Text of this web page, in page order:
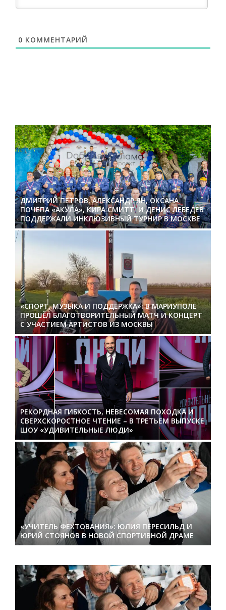
0 КОММЕНТАРИЙ
ДМИТРИЙ ПЕТРОВ, АЛЕКСАНДР ЯН, ОКСАНА
ПОЧЕПА «АКУЛА», КИРА СМИТТ И ДЕНИС ЛЕБЕДЕВ
ПОДДЕРЖАЛИ ИНКЛЮЗИВНЫЙ ТУРНИР В МОСКВЕ
«СПОРТ, МУЗЫКА И ПОДДЕРЖКА»: В МАРИУПОЛЕ
ПРОШЁЛ БЛАГОТВОРИТЕЛЬНЫЙ МАТЧ И КОНЦЕРТ
С УЧАСТИЕМ АРТИСТОВ ИЗ МОСКВЫ
РЕКОРДНАЯ ГИБКОСТЬ, НЕВЕСОМАЯ ПОХОДКА И
СВЕРХСКОРОСТНОЕ ЧТЕНИЕ – В ТРЕТЬЕМ ВЫПУСКЕ
ШОУ «УДИВИТЕЛЬНЫЕ ЛЮДИ»
«УЧИТЕЛЬ ФЕХТОВАНИЯ»: ЮЛИЯ ПЕРЕСИЛЬД И
ЮРИЙ СТОЯНОВ В НОВОЙ СПОРТИВНОЙ ДРАМЕ